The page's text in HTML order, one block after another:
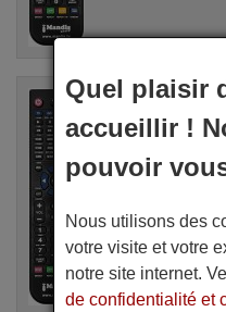
Télécommande
Disponible en stock
17,27 €(TVA
Quel plaisir
accueillir !
pouvoir
Nous utilisons des
votre visite et votre
notre site internet.
de confidentialité et